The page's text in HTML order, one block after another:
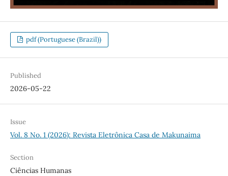
pdf (Portuguese (Brazil))
Published
2026-05-22
Issue
Vol. 8 No. 1 (2026): Revista Eletrônica Casa de Makunaima
Section
Ciências Humanas